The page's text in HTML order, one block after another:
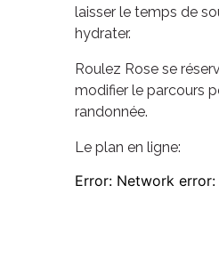
laisser le temps de
hydrater.
Roulez Rose se
modifier le parcours
randonnée.
Le plan en ligne: